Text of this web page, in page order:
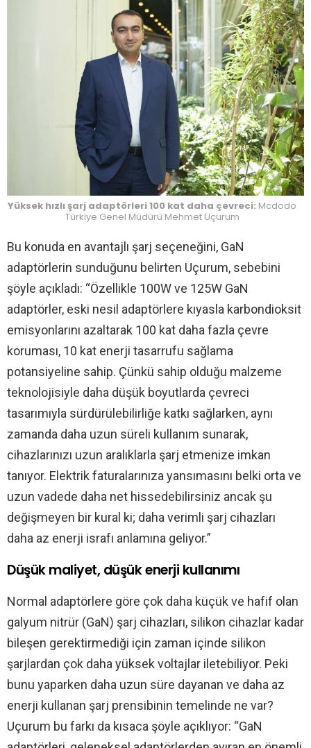
Yüksek hızlı şarj adaptörleri 100 kat daha çevreci: Mcdodo
Türkiye Genel Müdürü Mehmet Uçurum
Bu konuda en avantajlı şarj seçeneğini, GaN
adaptörlerin sunduğunu belirten Uçurum, sebebini
şöyle açıkladı: “Özellikle 100W ve 125W GaN
adaptörler, eski nesil adaptörlere kıyasla karbondioksit
emisyonlarını azaltarak 100 kat daha fazla çevre
koruması, 10 kat enerji tasarrufu sağlama
potansiyeline sahip. Çünkü sahip olduğu malzeme
teknolojisiyle daha düşük boyutlarda çevreci
tasarımıyla sürdürülebilirliğe katkı sağlarken, aynı
zamanda daha uzun süreli kullanım sunarak,
cihazlarınızı uzun aralıklarla şarj etmenize imkan
tanıyor. Elektrik faturalarınıza yansımasını belki orta ve
uzun vadede daha net hissedebilirsiniz ancak şu
değişmeyen bir kural ki; daha verimli şarj cihazları
daha az enerji israfı anlamına geliyor.”
Düşük maliyet, düşük enerji kullanımı
Normal adaptörlere göre çok daha küçük ve hafif olan
galyum nitrür (GaN) şarj cihazları, silikon cihazlar kadar
bileşen gerektirmediği için zaman içinde silikon
şarjlardan çok daha yüksek voltajlar iletebiliyor. Peki
bunu yaparken daha uzun süre dayanan ve daha az
enerji kullanan şarj prensibinin temelinde ne var?
Uçurum bu farkı da kısaca şöyle açıklıyor: “GaN